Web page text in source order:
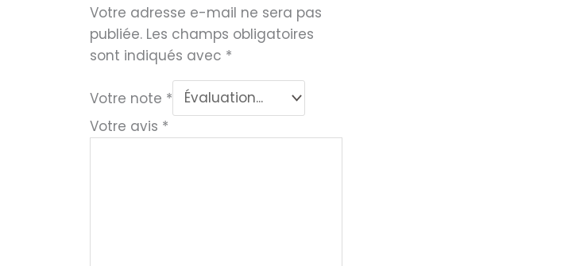
Votre adresse e-mail ne sera pas
publiée. Les champs obligatoires
sont indiqués avec *
Votre note *
Votre avis *